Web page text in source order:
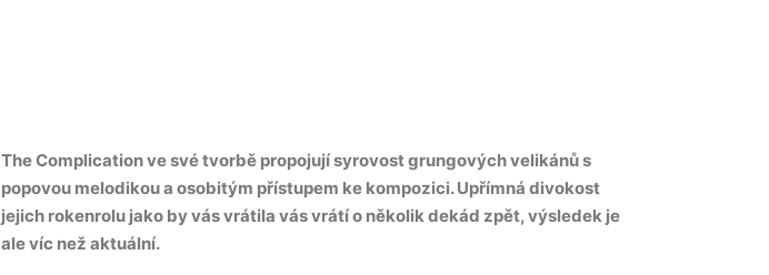
The Complication ve své tvorbě propojují syrovost grungových velikánů s
popovou melodikou a osobitým přístupem ke kompozici. Upřímná divokost
jejich rokenrolu jako by vás vrátila vás vrátí o několik dekád zpět, výsledek je
ale víc než aktuální.